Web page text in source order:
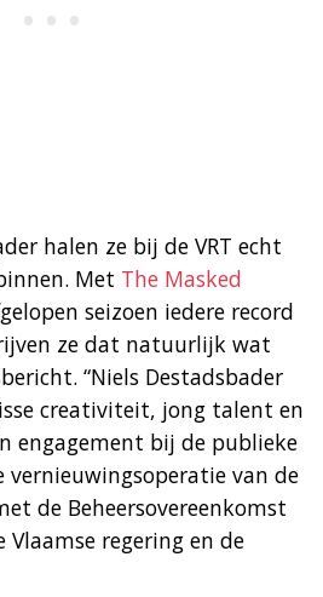
halen ze bij de VRT echt
Met The Masked
seizoen iedere record
ze dat natuurlijk wat
“Niels Destadsbader
creativiteit, jong talent en
engagement bij de publieke
van de
de Beheersovereenkomst
Vlaamse regering en de